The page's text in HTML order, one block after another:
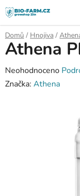
Přejít
na
obsah
Domů / Hnojiva /
Athena
Průměrné
hodnocení
Neohodnoceno
Značka: Athena